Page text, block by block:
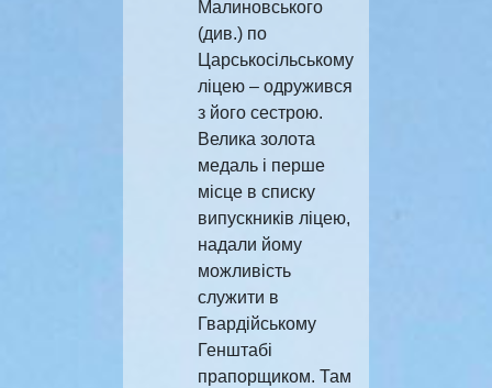
Малиновського
(див.) по
Царськосільському
ліцею – одружився
з його сестрою.
Велика золота
медаль і перше
місце в списку
випускників ліцею,
надали йому
можливість
служити в
Гвардійському
Генштабі
прапорщиком. Там